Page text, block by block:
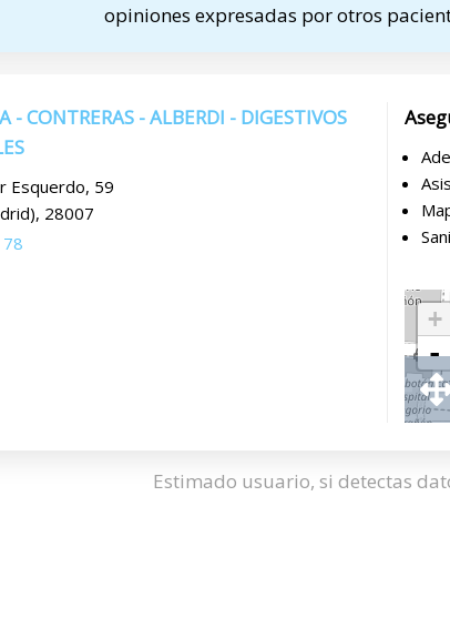
opiniones expresadas por otros
- CONTRERAS - ALBERDI - DIGESTIVOS
Esquerdo, 59
28007
+
-
Estimado usuario, si detectas